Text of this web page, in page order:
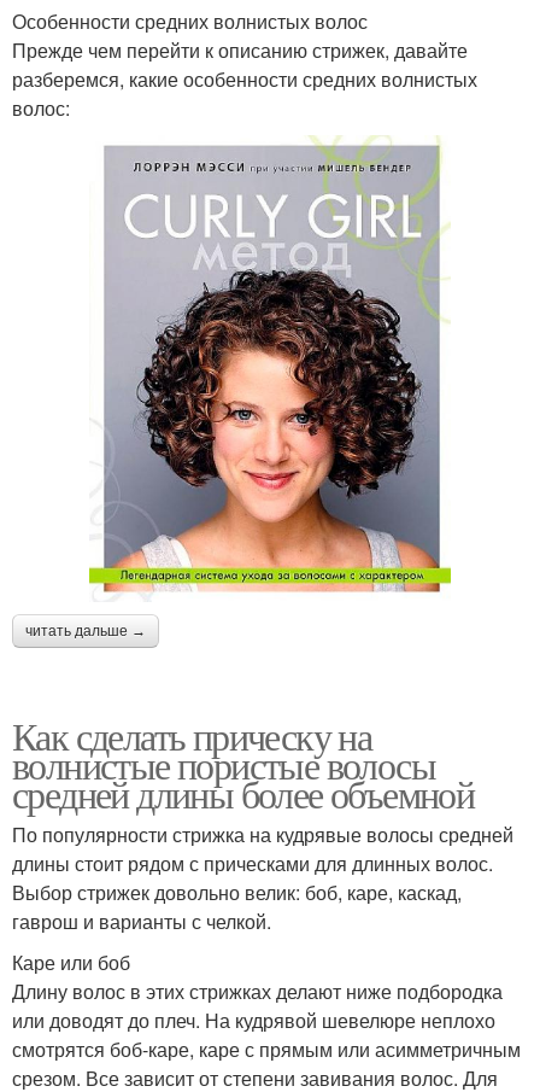
Особенности средних волнистых волос
Прежде чем перейти к описанию стрижек, давайте
разберемся, какие особенности средних волнистых
волос:
читать дальше →
Как сделать прическу на
волнистые пористые волосы
средней длины более объемной
По популярности стрижка на кудрявые волосы средней
длины стоит рядом с прическами для длинных волос.
Выбор стрижек довольно велик: боб, каре, каскад,
гаврош и варианты с челкой.
Каре или боб
Длину волос в этих стрижках делают ниже подбородка
или доводят до плеч. На кудрявой шевелюре неплохо
смотрятся боб-каре, каре с прямым или асимметричным
срезом. Все зависит от степени завивания волос. Для